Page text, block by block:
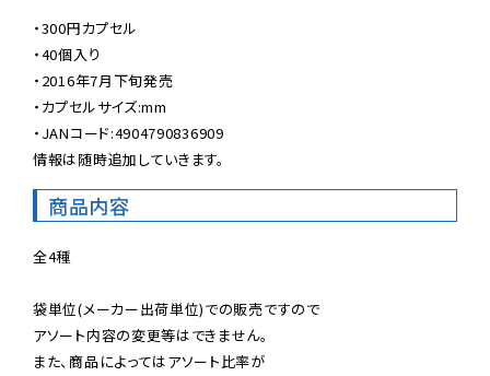
・300円カプセル
・40個入り
・2016年7月下旬発売
・カプセルサイズ:mm
・JANコード:4904790836909
情報は随時追加していきます。
商品内容
全4種
袋単位(メーカー出荷単位)での販売ですので
アソート内容の変更等はできません。
また、商品によってはアソート比率が